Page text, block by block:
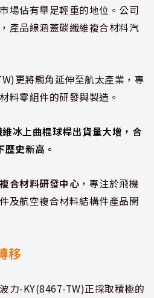
場佔有舉足輕重的地位。公司
產品線涵蓋碳纖維複合材料汽
更將觸角延伸至航太產業，專
料零組件的研發與製造。
冰上曲棍球桿出貨量大增，合
史新高。
合材料研發中心 ，專注於飛機
及航空複合材料結構件產品開
移
力-KY(8467-TW)正採取積極的